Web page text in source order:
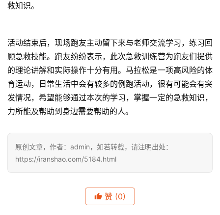
救知识。
活动结束后，现场跑友主动留下来与老师交流学习，练习回
顾急救技能。跑友纷纷表示，此次急救训练营为跑友们提供
的理论讲解和实际操作十分有用。马拉松是一项高风险的体
育运动，日常生活中会有较多的例跑活动，很有可能会有突
发情况，希望能够通过本次的学习，掌握一定的急救知识，
力所能及帮助到身边需要帮助的人。
原创文章，作者：admin，如若转载，请注明出处：
https://iranshao.com/5184.html
赞 (0)